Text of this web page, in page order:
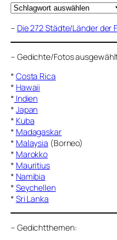
– Die 272 Städte/Länder der
– Gedichte/Fotos
* Costa Rica
* Hawaii
* Indien
* Japan
* Kuba
* Madagaskar
* Malaysia (Borneo)
* Marokko
* Mauritius
* Namibia
* Seychellen
* Sri Lanka
– Gedichtthemen: